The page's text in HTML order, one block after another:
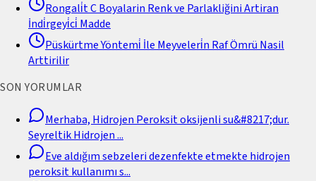
Rongali̇t C Boyalarin Renk ve Parlakliğini Artiran
İndi̇rgeyi̇ci̇ Madde
Püskürtme Yöntemi̇ İle Meyveleri̇n Raf Ömrü Nasil
Arttirilir
SON YORUMLAR
Merhaba, Hidrojen Peroksit oksijenli su&#8217;dur.
Seyreltik Hidrojen...
Eve aldığım sebzeleri dezenfekte etmekte hidrojen
peroksit kullanımı s...